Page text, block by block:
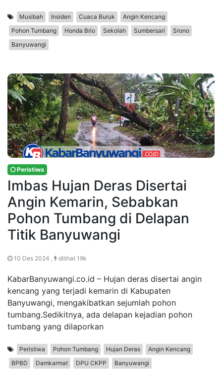
Musibah Insiden Cuaca Buruk
Angin Kencang
Pohon Tumbang
Honda Brio Sekolah Sumbersari
Srono
Banyuwangi
Peristiwa
Imbas Hujan Deras Disertai
Angin Kemarin, Sebabkan
Pohon Tumbang di Delapan
Titik Banyuwangi
10 Des 2024 , dilihat 19k
KabarBanyuwangi.co.id – Hujan deras disertai angin
kencang yang terjadi kemarin di Kabupaten
Banyuwangi, mengakibatkan sejumlah pohon
tumbang.Sedikitnya, ada delapan kejadian pohon
tumbang yang dilaporkan
Peristiwa Pohon Tumbang Hujan Deras
Angin Kencang
BPBD
Damkarmat DPU CKPP Banyuwangi